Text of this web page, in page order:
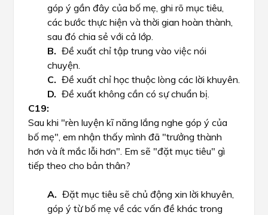
góp ý gần đây của bố mẹ, ghi rõ mục tiêu,
các bước thực hiện và thời gian hoàn thành,
sau đó chia sẻ với cả lớp.
Đề xuất chỉ tập trung vào việc nói
chuyện.
Đề xuất chỉ học thuộc lòng các lời khuyên.
Đề xuất không cần có sự chuẩn bị.
Sau khi "rèn luyện kĩ năng lắng nghe góp ý của
bố mẹ", em nhận thấy mình đã "trưởng thành
hơn và ít mắc lỗi hơn". Em sẽ "đặt mục tiêu" gì
tiếp theo cho bản thân?
Đặt mục tiêu sẽ chủ động xin lời khuyên,
góp ý từ bố mẹ về các vấn đề khác trong